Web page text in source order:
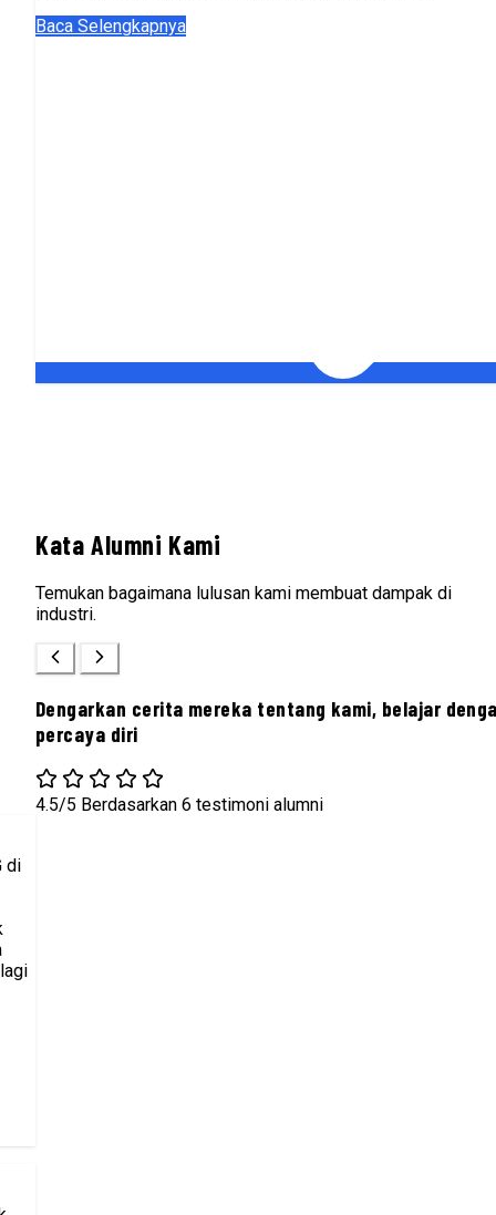
Baca Selengkapnya
Kata Alumni Kami
Temukan bagaimana lulusan kami membuat dampak di
industri.
Dengarkan cerita mereka tentang kami, belajar
percaya diri
4.5/5 Berdasarkan 6 testimoni alumni
di